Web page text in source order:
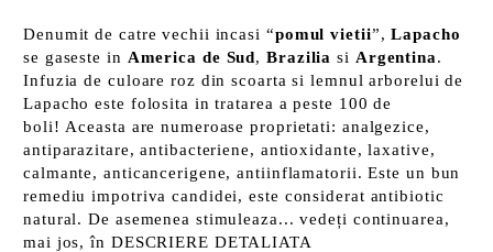
Denumit de catre vechii incasi “pomul vietii”,Lapacho
se gaseste in America de Sud,Braziliasi Argentina.
Infuzia de culoare roz din scoarta si lemnul arborelui de
Lapacho este folosita in tratarea a peste 100 de
boli! Aceasta are numeroase proprietati: analgezice,
antiparazitare, antibacteriene, antioxidante, laxative,
calmante, anticancerigene, antiinflamatorii. Este un bun
remediu impotriva candidei, este considerat antibiotic
natural. De asemenea stimuleaza... vedeți continuarea,
mai jos, în DESCRIERE DETALIATA